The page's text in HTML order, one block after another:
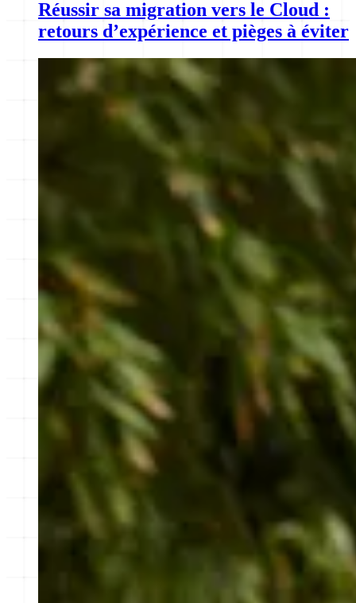
Réussir sa migration vers le Cloud :
retours d’expérience et pièges à éviter